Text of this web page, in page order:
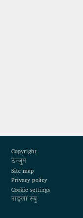
Footer
Copyright
ठेन्जुम
Site map
Privacy policy
Cookie settings
नाङ्ला स्यु